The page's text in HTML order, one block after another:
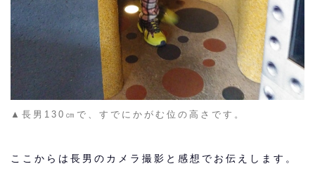
▲長男130㎝で、すでにかがむ位の高さです。
ここからは長男のカメラ撮影と感想でお伝えします。